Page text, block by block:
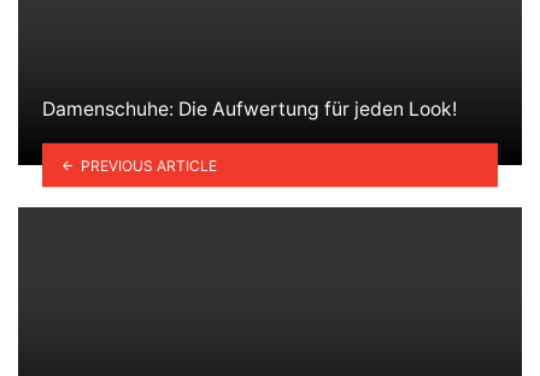
Damenschuhe: Die Aufwertung für jeden Look!
PREVIOUS ARTICLE